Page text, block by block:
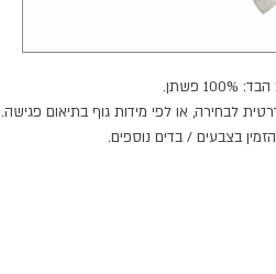
פשתן.
לבחירה, או לפי מידות גוף בתיאום פגישה.
בצבעים / בדים נוספים.